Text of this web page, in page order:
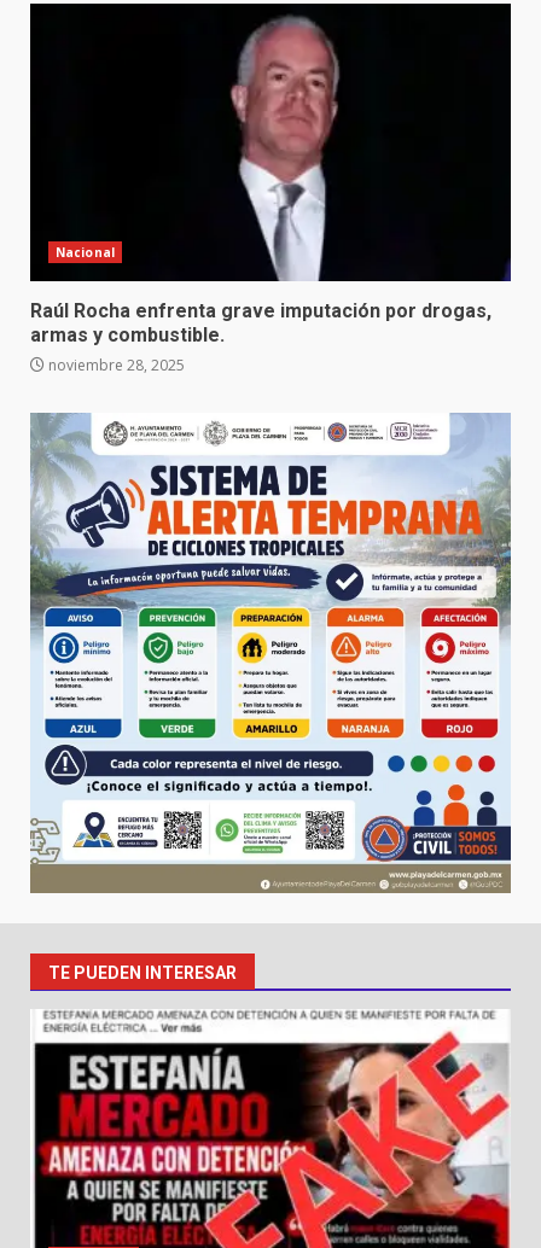
Nacional
Raúl Rocha enfrenta grave imputación por drogas,
armas y combustible.
noviembre 28, 2025
TE PUEDEN INTERESAR